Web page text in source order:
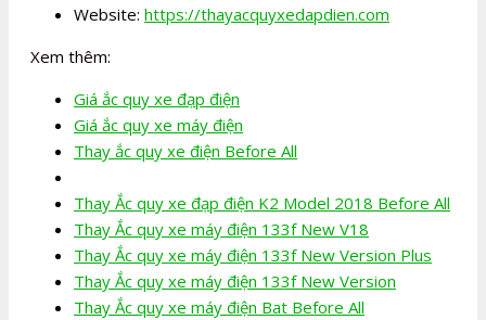
Website: https://thayacquyxedapdien.com
Xem thêm:
Giá ắc quy xe đạp điện
Giá ắc quy xe máy điện
Thay ắc quy xe điện Before All
Thay Ắc quy xe đạp điện K2 Model 2018 Before All
Thay Ắc quy xe máy điện 133f New V18
Thay Ắc quy xe máy điện 133f New Version Plus
Thay Ắc quy xe máy điện 133f New Version
Thay Ắc quy xe máy điện Bat Before All